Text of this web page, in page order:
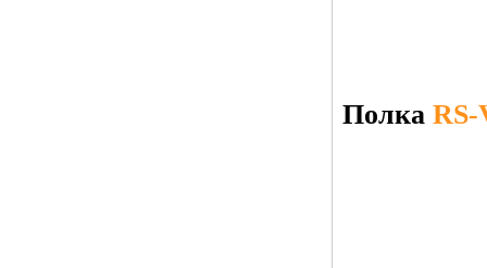
Полка RS-